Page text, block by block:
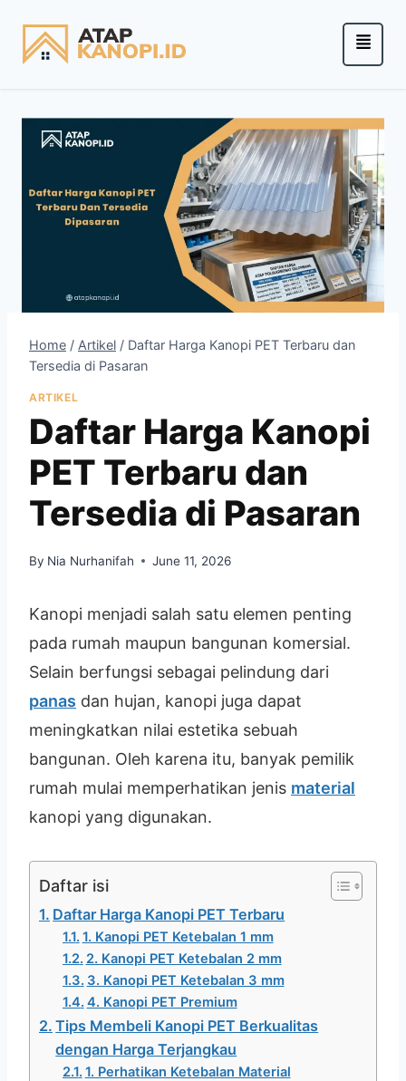
Home / Artikel / Daftar Harga Kanopi PET Terbaru dan
Tersedia di Pasaran
ARTIKEL
Daftar Harga Kanopi
PET Terbaru dan
Tersedia di Pasaran
By Nia Nurhanifah June 11, 2026
Kanopi menjadi salah satu elemen penting
pada rumah maupun bangunan komersial.
Selain berfungsi sebagai pelindung dari
panas dan hujan, kanopi juga dapat
meningkatkan nilai estetika sebuah
bangunan. Oleh karena itu, banyak pemilik
rumah mulai memperhatikan jenis material
kanopi yang digunakan.
Daftar isi
Daftar Harga Kanopi PET Terbaru
1. Kanopi PET Ketebalan 1 mm
2. Kanopi PET Ketebalan 2 mm
3. Kanopi PET Ketebalan 3 mm
4. Kanopi PET Premium
Tips Membeli Kanopi PET Berkualitas
dengan Harga Terjangkau
1. Perhatikan Ketebalan Material